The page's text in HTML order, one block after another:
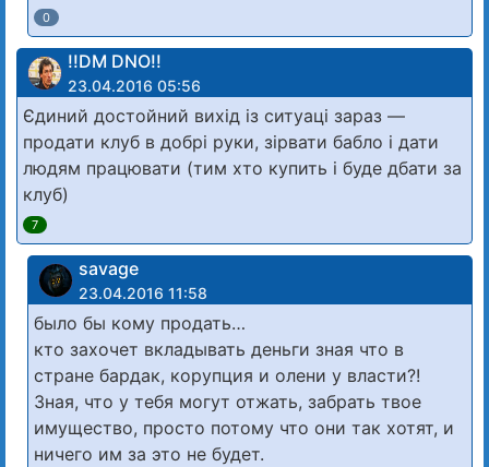
0
!!DM DNO!!
23.04.2016 05:56
Єдиний достойний вихід із ситуаці зараз —
продати клуб в добрі руки, зірвати бабло і дати
людям працювати (тим хто купить і буде дбати за
клуб)
7
savage
23.04.2016 11:58
было бы кому продать…
кто захочет вкладывать деньги зная что в
стране бардак, корупция и олени у власти?!
Зная, что у тебя могут отжать, забрать твое
имущество, просто потому что они так хотят, и
ничего им за это не будет.